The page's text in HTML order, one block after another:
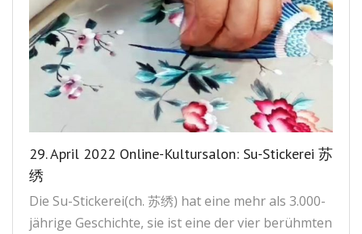
29. April 2022 Online-Kultursalon: Su-Stickerei 苏
绣
Die Su-Stickerei(ch. 苏绣) hat eine mehr als 3.000-
jährige Geschichte, sie ist eine der vier berühmten